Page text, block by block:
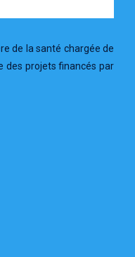
de la santé chargée de
des projets financés par